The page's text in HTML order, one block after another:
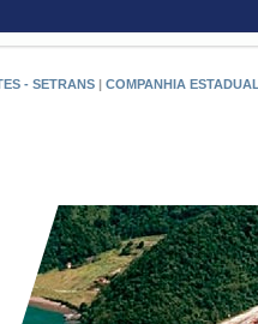
- SETRANS | COMPANHIA